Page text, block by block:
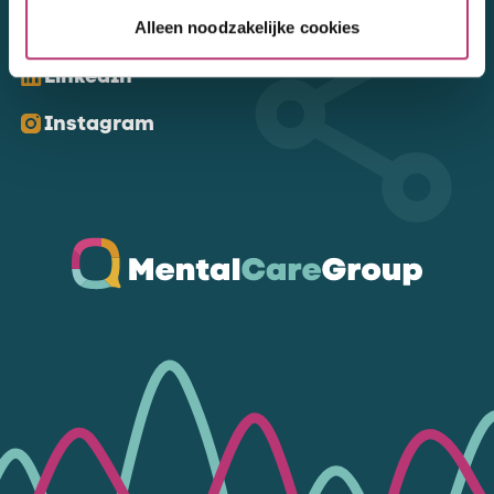
Alleen noodzakelijke cookies
Kom ons volgen
LinkedIn
Instagram